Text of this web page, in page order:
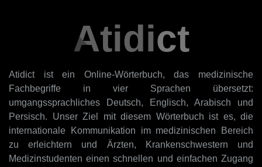
Atidict
Atidict ist ein Online-Wörterbuch, das medizinische
Fachbegriffe in vier Sprachen übersetzt:
umgangssprachliches Deutsch, Englisch, Arabisch und
Persisch. Unser Ziel mit diesem Wörterbuch ist es, die
internationale Kommunikation im medizinischen Bereich
zu erleichtern und Ärzten, Krankenschwestern und
Medizinstudenten einen schnellen und einfachen Zugang